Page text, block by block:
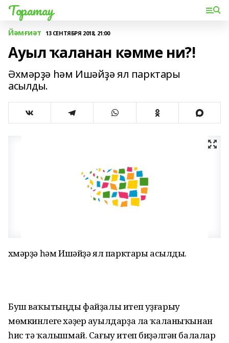
Торатау
Йәмғиәт 13 СЕНТЯБРЯ 2018, 21:00
Ауыл ҡаланан кәмме ни?!
Әхмәрҙә һәм Ишәйҙә ял парктары
асылды.
Әхмәрҙә һәм Ишәйҙә ял парктары асылды.
Буш ваҡытыңды файҙалы итеп уҙғарыу
мөмкинлеге хәҙер ауылдарҙа ла ҡаланыҡынан
һис тә ҡалышмай. Сағыу итеп биҙәлгән балалар